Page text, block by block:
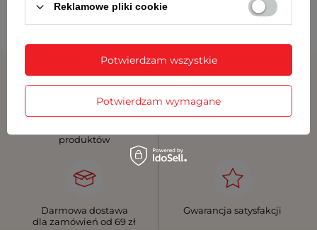
produktów
Darmowa dostawa
dla zamówień od 69 zł
Gwarancja satysfakcji
Reklamowe pliki cookie
Potwierdzam wymagane
Potwierdzam wszystkie